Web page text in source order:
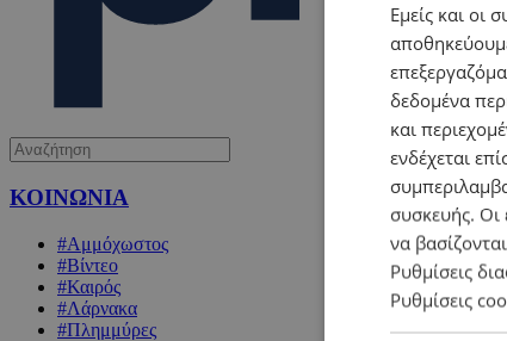
ΚΟΙΝΩΝΙΑ
#Αμμόχωστος
#Βίντεο
#Καιρός
#Λάρνακα
#Πλημμύρες
Εμείς και οι
δεδομένα
και
ενδέχεται
συσκευής. Οι
να
Ρυθμίσεις
Ρυθμίσεις